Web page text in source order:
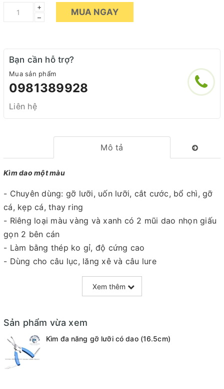
+
–
MUA NGAY
Bạn cần hỗ trợ?
Mua sản phẩm
0981389928
Liên hệ
Mô tả
Kìm dao một màu
- Chuyên dùng: gỡ lưỡi, uốn lưỡi, cắt cước, bổ chì, gỡ
cá, kẹp cá, thay ring
- Riêng loại màu vàng và xanh có 2 mũi dao nhọn giấu
gọn 2 bên cán
- Làm bằng thép ko gỉ, độ cứng cao
- Dùng cho câu lục, lăng xê và câu lure
Mọi thắc mắc liên hệ SĐT
: 098.138.9928 - 098.902.9066 - 090.565.6668 -
091.258.3939
Xem thêm
Sản phẩm vừa xem
Kìm đa năng gỡ lưỡi có dao (16.5cm)